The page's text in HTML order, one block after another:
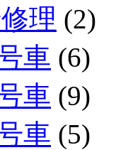
理 (2)
車 (6)
車 (9)
車 (5)